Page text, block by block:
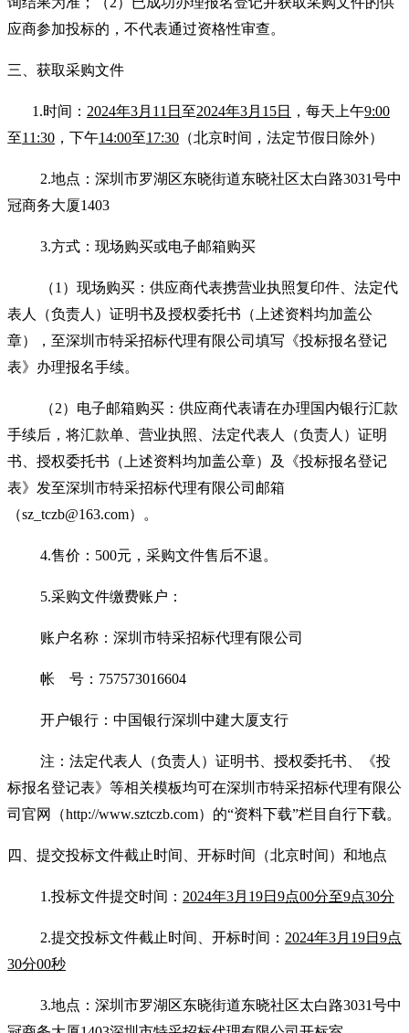
应商参加投标的，不代表通过资格性审查。
三、获取采购文件
1.时间： 2024年3月 11 日 至2024年3月 15日 ，每天上午9:00
至11:30 ，下午14:00至17:30 （北京时间，法定节假日除外）
2.地点：深圳市罗湖区东晓街道东晓社区太白路3031号中
冠商务大厦1403
3.方式：现场购买或电子邮箱购买
（1 ）现场购买：供应商代表携营业执照复印件、法定代
表人（负责人）证明书及授权委托书（上述资料均加盖公
章），至深圳市特采招标代理有限公司填写《投标报名登记
表》办理报名手续。
（2）电子邮箱购买：供应商代表请在办理国内银行汇款
手续后，将汇款单、营业执照、法定代表人（负责人）证明
书、授权委托书（上述资料均加盖公章）及《投标报名登记
表》发至深圳市特采招标代理有限公司邮箱
（sz_tczb@163.com）。
4.售价： 500元，采购文件售后不退。
5.采购文件缴费账户：
账户名称：深圳市特采招标代理有限公司
帐 号： 757573016604
开户银行：中国银行深圳中建大厦支行
注：法定代表人（负责人）证明书、授权委托书、《投
标报名登记表》等相关模板均可在深圳市特采招标代理有限公
司官网（http://www.sztczb.com）的“资料下载”栏目自行下载。
四、提交投标文件截止时间、开标时间 （北京时间） 和地点
1.投标文件提交时间： 2024年3月 19日 9点00分至9点30分
2.提交投标文件截止时间 、开标时间： 2024年3月 19日 9点
30分00秒
3.地点：深圳市罗湖区东晓街道东晓社区太白路3031号中